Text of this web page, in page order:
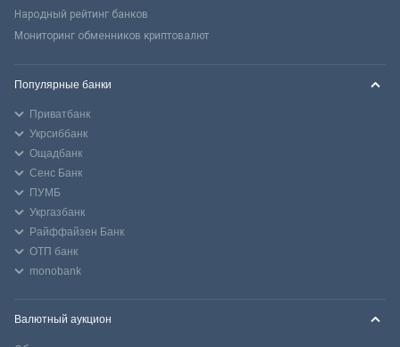
Народный рейтинг банков
Мониторинг обменников криптовалют
Популярные банки
Приватбанк
Укрсиббанк
Ощадбанк
Сенс Банк
ПУМБ
Укргазбанк
Райффайзен Банк
ОТП банк
monobank
Валютный аукцион